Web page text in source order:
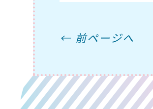
← 前ページへ